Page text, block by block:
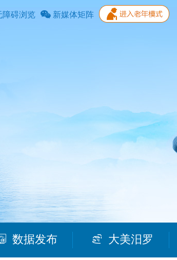
障碍浏览 新媒体矩阵
数据发布 大美汨罗